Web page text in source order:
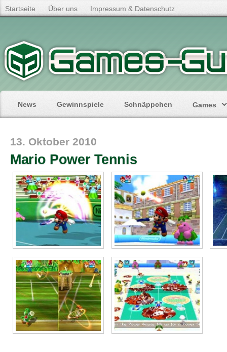
Startseite Über uns Impressum & Datenschutz
News Gewinnspiele Schnäppchen Games
13. Oktober 2010
Mario Power Tennis